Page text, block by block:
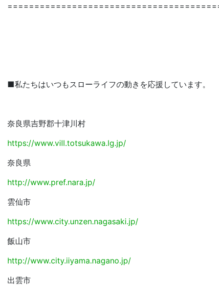
■私たちはいつもスローライフの動きを応援しています。
奈良県吉野郡十津川村
https://www.vill.totsukawa.lg.jp/
奈良県
http://www.pref.nara.jp/
雲仙市
https://www.city.unzen.nagasaki.jp/
飯山市
http://www.city.iiyama.nagano.jp/
出雲市